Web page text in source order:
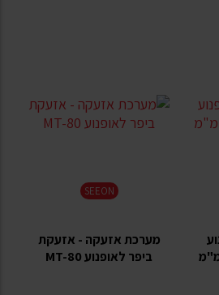
SEEON
מערכת אזעקה - אזעקת
ביפר לאופנוע MT-80